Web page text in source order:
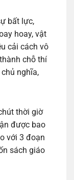
bất lực,
hoay, vật
cải cách vô
chỗ thí
nghĩa,
thời giờ
được bao
với 3 đoạn
sách giáo